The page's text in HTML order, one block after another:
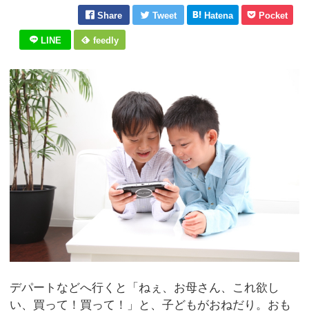
Share Tweet Hatena Pocket
LINE feedly
デパートなどへ行くと「ねぇ、お母さん、これ欲し
い、買って！買って！」と、子どもがおねだり。おも